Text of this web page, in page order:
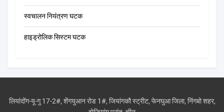
स्वचालन नियंत्रण घटक
हाइड्रोलिक सिस्टम घटक
लियांदोंग-यू-गु 17-2#, शेंगयुआन रोड 1#, जियांगकौ स्ट्रीट, फेनघुआ जिला, निंगबो शहर,